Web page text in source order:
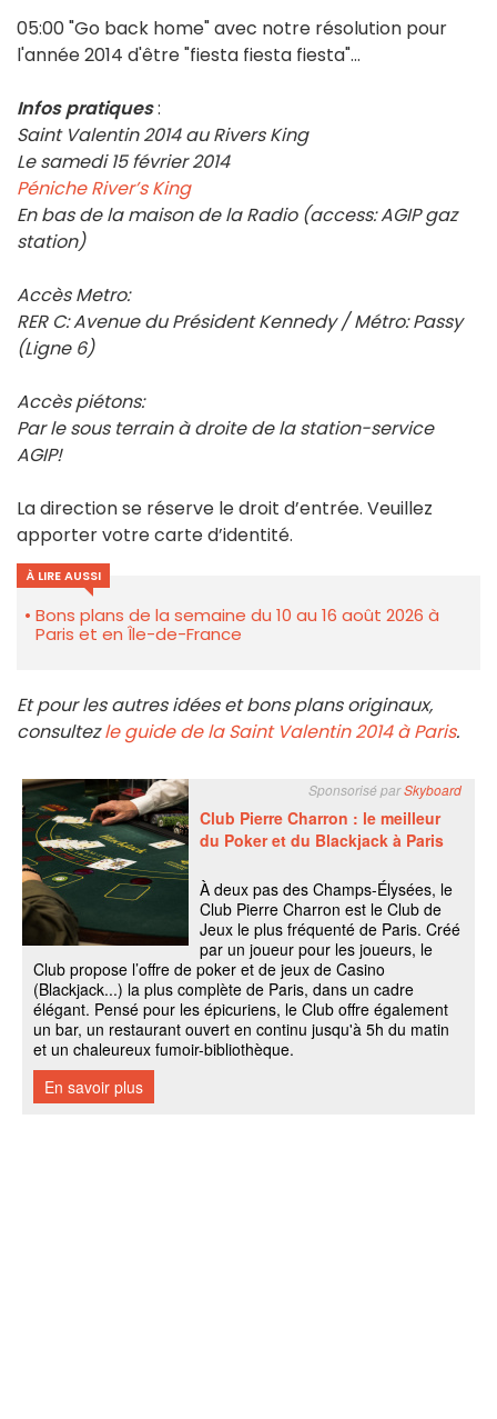
05:00 "Go back home" avec notre résolution pour
l'année 2014 d'être "fiesta fiesta fiesta"...
Infos pratiques:
Saint Valentin 2014 au Rivers King
Le samedi 15 février 2014
Péniche River’s King
En bas de la maison de la Radio (access: AGIP gaz
station)
Accès Metro:
RER C: Avenue du Président Kennedy / Métro: Passy
(Ligne 6)
Accès piétons:
Par le sous terrain à droite de la station-service
AGIP!
La direction se réserve le droit d’entrée. Veuillez
apporter votre carte d’identité.
À LIRE AUSSI
Bons plans de la semaine du 10 au 16 août 2026 à
Paris et en Île-de-France
Et pour les autres idées et bons plans originaux,
consultezle guide de la Saint Valentin 2014 à Paris.